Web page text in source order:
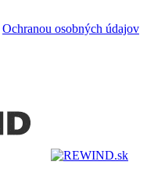
Ochranou osobných údajov